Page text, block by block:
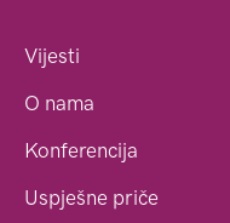
Vijesti
O nama
Konferencija
Uspješne priče